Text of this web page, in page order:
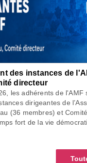
des instances de
directeur
les adhérents de l'AMF
dirigeantes de
(36 membres) et
fort de la vie